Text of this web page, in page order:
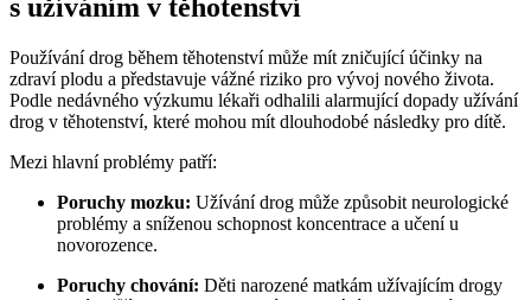
s užíváním v těhotenství
Používání drog během těhotenství může mít zničující účinky na
zdraví plodu a představuje vážné riziko pro vývoj nového života.
Podle nedávného výzkumu lékaři odhalili alarmující dopady užívání
drog v těhotenství, které mohou mít dlouhodobé následky pro dítě.
Mezi hlavní problémy patří:
Poruchy mozku: Užívání drog může způsobit neurologické
problémy a sníženou schopnost koncentrace a učení u
novorozence.
Poruchy chování: Děti narozené matkám užívajícím drogy